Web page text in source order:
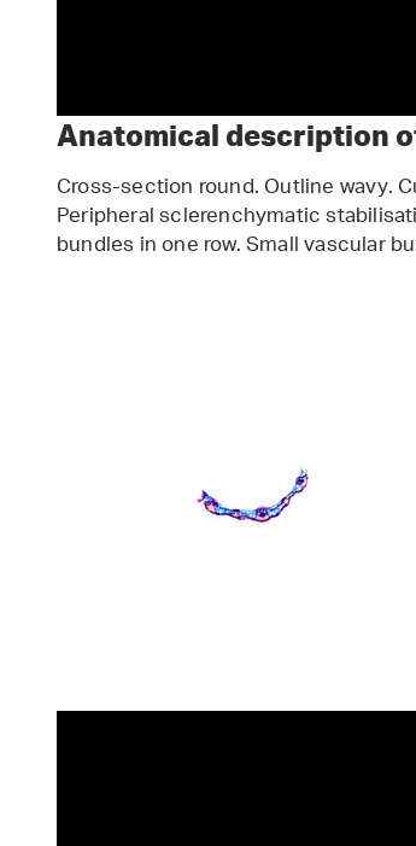
Anatomical description
Cross-section round. Outline wavy.
Peripheral sclerenchymatic
bundles in one row. Small vascular